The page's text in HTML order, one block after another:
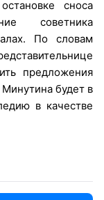
сноса
советника
По словам
предложения
будет в
в качестве